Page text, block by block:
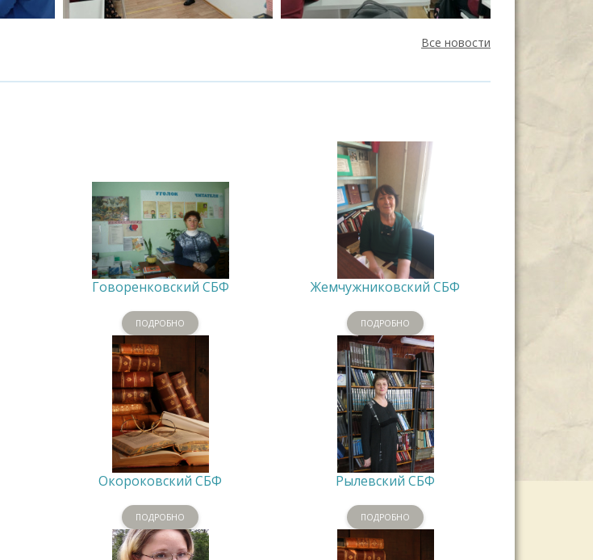
Все новости
Говоренковский СБФ
ПОДРОБНО
Жемчужниковский СБФ
ПОДРОБНО
Окороковский СБФ
ПОДРОБНО
Рылевский СБФ
ПОДРОБНО